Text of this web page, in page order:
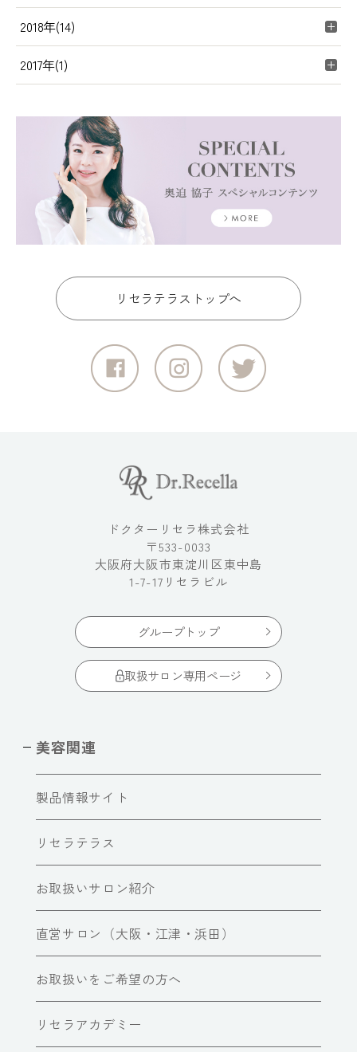
2018年(14)
2017年(1)
リセラテラストップへ
ドクターリセラ株式会社
〒533-0033
大阪府大阪市東淀川区東中島
1-7-17リセラビル
グループトップ
取扱サロン専用ページ
美容関連
製品情報サイト
リセラテラス
お取扱いサロン紹介
直営サロン（大阪・江津・浜田）
お取扱いをご希望の方へ
リセラアカデミー